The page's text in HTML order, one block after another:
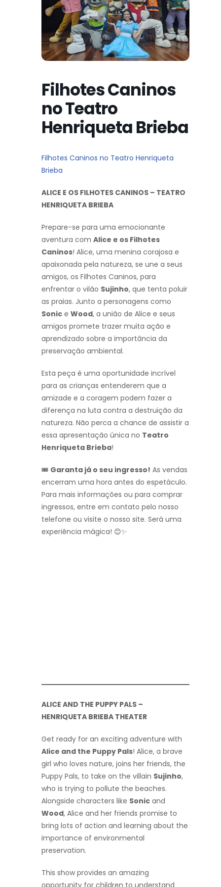
Filhotes Caninos
no Teatro
Henriqueta Brieba
Filhotes Caninos no Teatro Henriqueta
Brieba
ALICE E OS FILHOTES CANINOS – TEATRO
HENRIQUETA BRIEBA
Prepare-se para uma emocionante
aventura com Alice e os Filhotes
Caninos! Alice, uma menina corajosa e
apaixonada pela natureza, se une a seus
amigos, os Filhotes Caninos, para
enfrentar o vilão Sujinho, que tenta poluir
as praias. Junto a personagens como
Sonic e Wood, a união de Alice e seus
amigos promete trazer muita ação e
aprendizado sobre a importância da
preservação ambiental.
Esta peça é uma oportunidade incrível
para as crianças entenderem que a
amizade e a coragem podem fazer a
diferença na luta contra a destruição da
natureza. Não perca a chance de assistir a
essa apresentação única no Teatro
Henriqueta Brieba!
🎟️ Garanta já o seu ingresso! As vendas
encerram uma hora antes do espetáculo.
Para mais informações ou para comprar
ingressos, entre em contato pelo nosso
telefone ou visite o nosso site. Será uma
experiência mágica! 😊✨
ALICE AND THE PUPPY PALS –
HENRIQUETA BRIEBA THEATER
Get ready for an exciting adventure with
Alice and the Puppy Pals! Alice, a brave
girl who loves nature, joins her friends, the
Puppy Pals, to take on the villain Sujinho,
who is trying to pollute the beaches.
Alongside characters like Sonic and
Wood, Alice and her friends promise to
bring lots of action and learning about the
importance of environmental
preservation.
This show provides an amazing
opportunity for children to understand